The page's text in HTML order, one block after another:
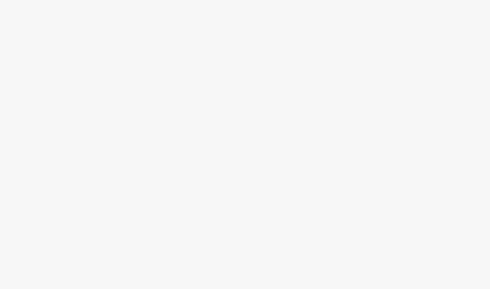
ービスを含
HRzine」